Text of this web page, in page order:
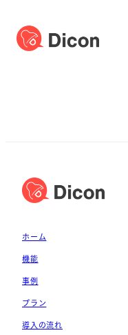
ホーム
機能
事例
プラン
導入の流れ